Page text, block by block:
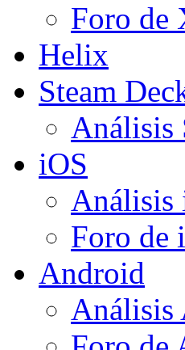
Foro de
Helix
Steam
Análisis
iOS
Análisis
Foro de
Android
Análisis